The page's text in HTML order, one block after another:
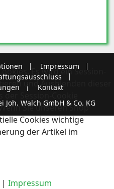
Impressum
Kontakt
Walch GmbH & Co. KG
Es wird ein Session-
und Ausblenden dieser
Session-Cookie
Sie unseren Shop
Cookies wichtige
der Artikel im
| Impressum